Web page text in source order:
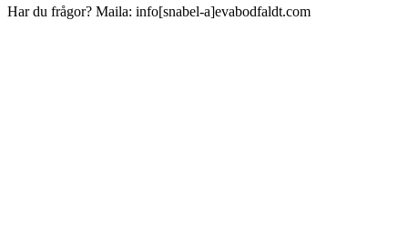
Har du frågor? Maila: info[snabel-a]evabodfaldt.com